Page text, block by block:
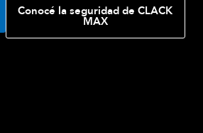
Conocé la seguridad de CLACK
MAX